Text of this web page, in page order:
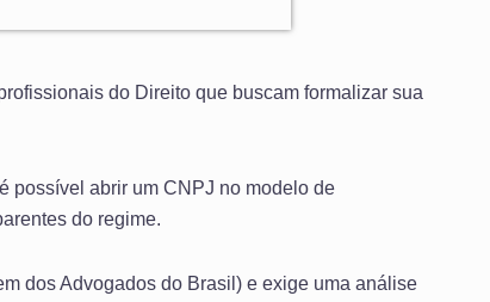
do Direito que buscam formalizar sua
possível abrir um CNPJ no modelo de
do regime.
dos Advogados do Brasil) e exige uma análise